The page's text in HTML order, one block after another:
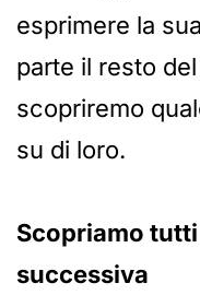
esprimere la
parte il resto
scopriremo
su di loro.
Scopriamo
successiva